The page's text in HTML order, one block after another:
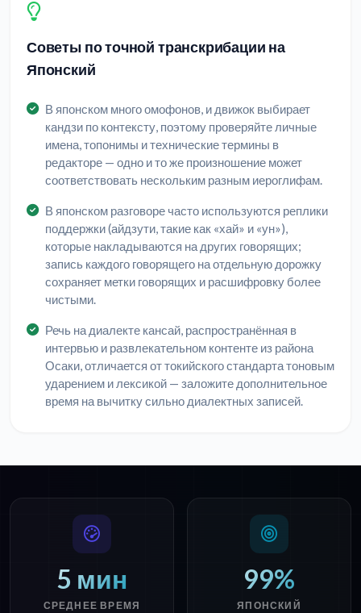
Советы по точной транскрибации на
Японский
В японском много омофонов, и движок выбирает
кандзи по контексту, поэтому проверяйте личные
имена, топонимы и технические термины в
редакторе — одно и то же произношение может
соответствовать нескольким разным иероглифам.
В японском разговоре часто используются реплики
поддержки (айдзути, такие как «хай» и «ун»),
которые накладываются на других говорящих;
запись каждого говорящего на отдельную дорожку
сохраняет метки говорящих и расшифровку более
чистыми.
Речь на диалекте кансай, распространённая в
интервью и развлекательном контенте из района
Осаки, отличается от токийского стандарта тоновым
ударением и лексикой — заложите дополнительное
время на вычитку сильно диалектных записей.
5 мин
СРЕДНЕЕ ВРЕМЯ
99%
ЯПОНСКИЙ